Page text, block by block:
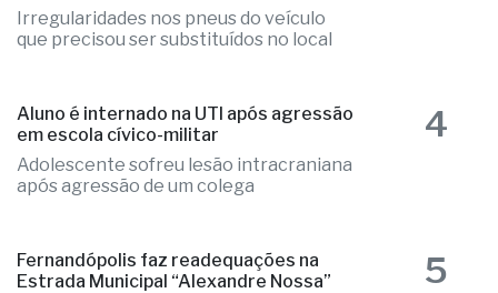
Irregularidades nos pneus do veículo
que precisou ser substituídos no local
Aluno é internado na UTI após agressão
em escola cívico-militar
Adolescente sofreu lesão intracraniana
após agressão de um colega
4
Fernandópolis faz readequações na
Estrada Municipal “Alexandre Nossa”
5